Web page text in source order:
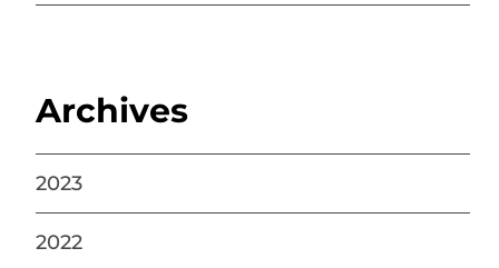
Archives
2023
2022